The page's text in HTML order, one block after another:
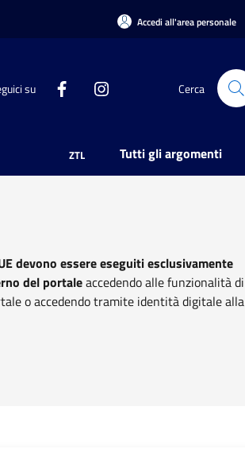
Accedi all'area personale
su Cerca
ZTL Tutti gli argomenti
devono essere eseguiti esclusivamente
del portaleaccedendo alle funzionalità di
o accedendo tramite identità digitale alla